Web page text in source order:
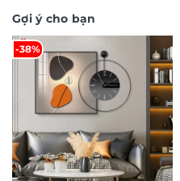
Gợi ý cho bạn
-38%